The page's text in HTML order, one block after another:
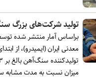
تولید شرکت‌های بزرگ سنگ‌آهن از ۳۳
براساس آمار منتشر شده
معدنی ایران (ایمیدرو)، از
میزان نسبت به مدت مشابه